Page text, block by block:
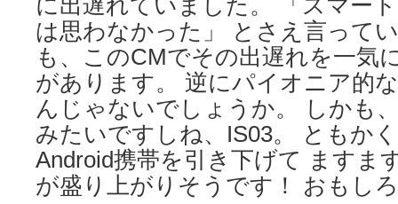
に出遅れていました。 「スマー
は思わなかった」 とさえ言って
も、このCMでその出遅れを一気
があります。 逆にパイオニア的
んじゃないでしょうか。 しかも
みたいですしね、IS03。 ともか
Android携帯を引き下げて ますま
が盛り上がりそうです！ おもし